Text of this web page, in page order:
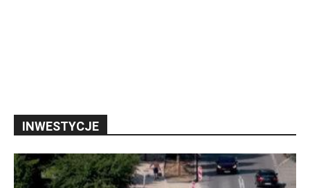
INWESTYCJE